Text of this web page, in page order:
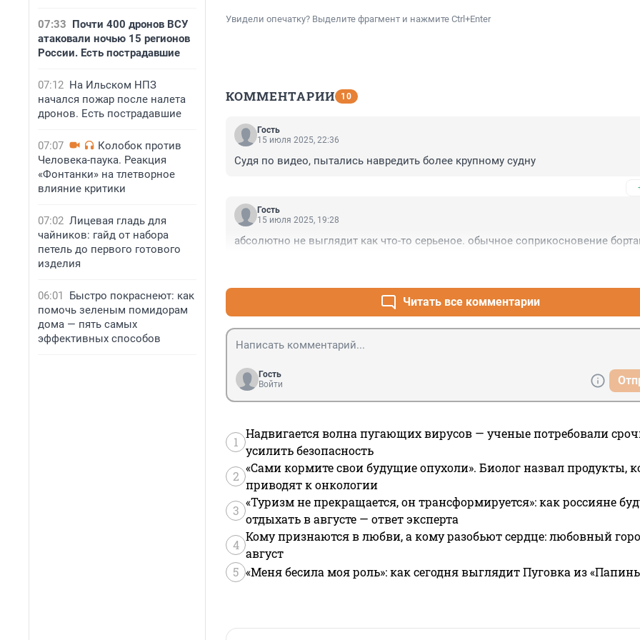
07:33 Почти 400 дронов ВСУ
атаковали ночью 15 регионов
России. Есть пострадавшие
07:12 На Ильском НПЗ
начался пожар после налета
дронов. Есть пострадавшие
07:07
Колобок против
Человека-паука. Реакция
«Фонтанки» на тлетворное
влияние критики
07:02 Лицевая гладь для
чайников: гайд от набора
петель до первого готового
изделия
06:01
Быстро покраснеют: как
помочь зеленым помидорам
дома — пять самых
эффективных способов
Увидели опечатку? Выделите фрагмент и нажмите Ctrl+Enter
КОММЕНТАРИИ 10
Гость
15 июля 2025, 22:36
Судя по видео, пытались навредить более крупному судну
Гость
15 июля 2025, 19:28
абсолютно не выглядит как что-то серьеное. обычное соприкосновение
Читать все комментарии
Гость
Войти
1
Надвигается волна пугающих вирусов — ученые потребовали
усилить безопасность
2
«Сами кормите свои будущие опухоли». Биолог назвал продукты,
приводят к онкологии
3
«Туризм не прекращается, он трансформируется»: как россияне
отдыхать в августе — ответ эксперта
4
Кому признаются в любви, а кому разобьют сердце: любовный
август
5 «Меня бесила моя роль»: как сегодня выглядит Пуговка из